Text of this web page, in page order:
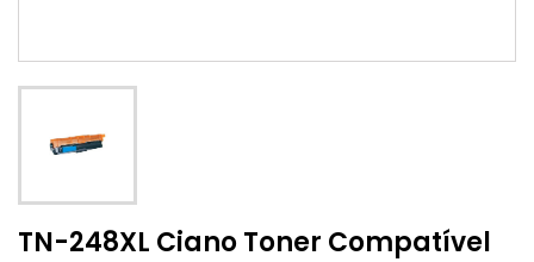
TN-248XL Ciano Toner Compatível